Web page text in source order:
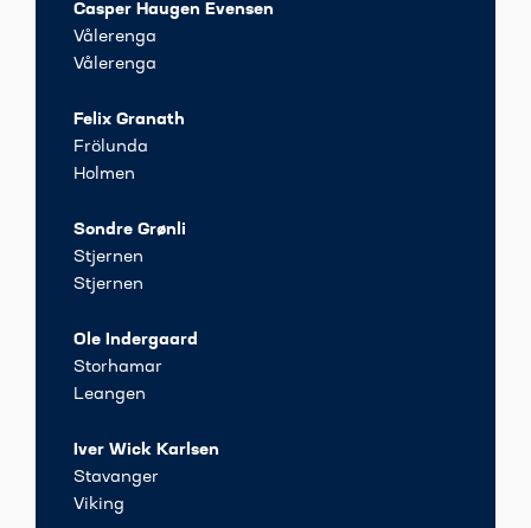
Casper Haugen Evensen
Vålerenga
Vålerenga
Felix Granath
Frölunda
Holmen
Sondre Grønli
Stjernen
Stjernen
Ole Indergaard
Storhamar
Leangen
Iver Wick Karlsen
Stavanger
Viking